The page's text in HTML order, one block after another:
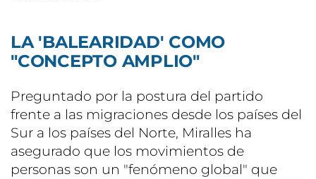
LA 'BALEARIDAD' COMO
"CONCEPTO AMPLIO"
Preguntado por la postura del partido
frente a las migraciones desde los países del
Sur a los países del Norte, Miralles ha
asegurado que los movimientos de
personas son un "fenómeno global" que